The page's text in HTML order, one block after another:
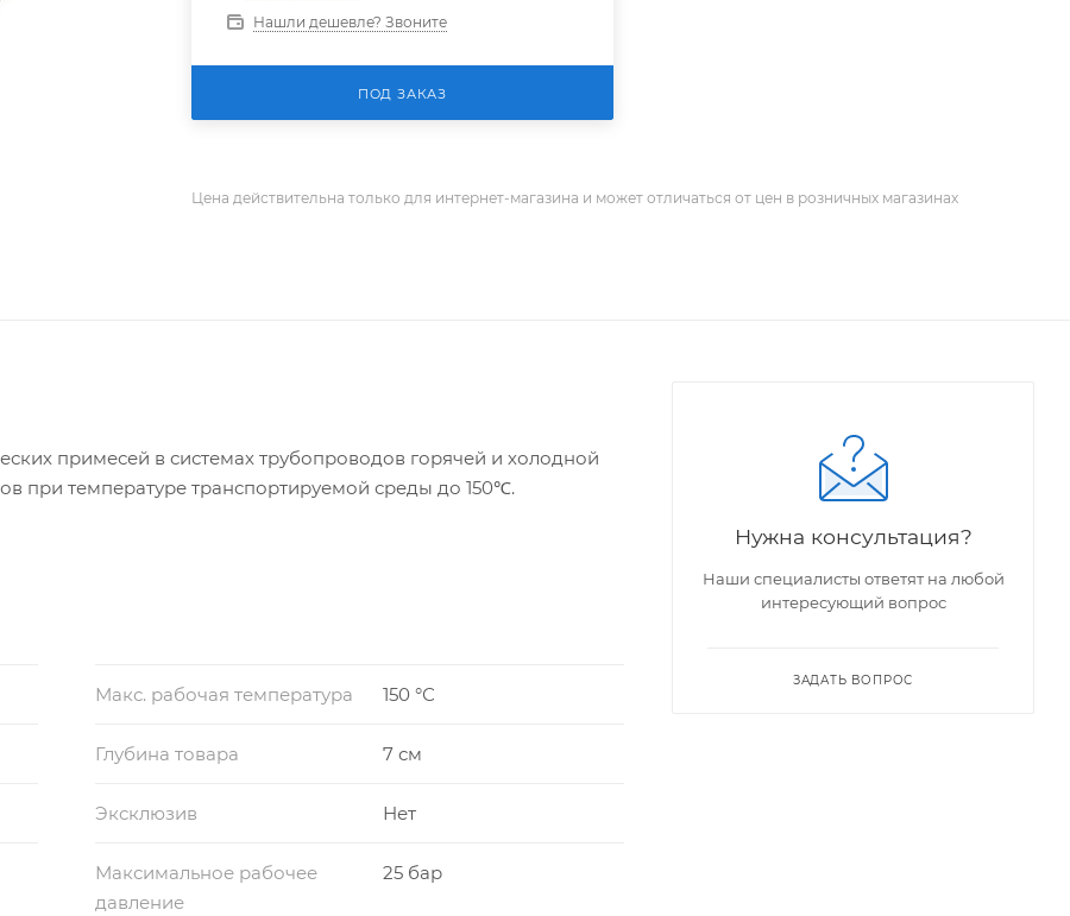
Нашли дешевле? Звоните
ПОД ЗАКАЗ
Цена действительна только для интернет-магазина и может отличаться от цен в розничных магазинах
примесей в системах трубопроводов горячей и холодной
при температуре транспортируемой среды до 150℃.
Макс. рабочая температура 150 °С
Глубина товара 7 см
Эксклюзив Нет
Максимальное рабочее
давление
25 бар
Нужна консультация?
Наши специалисты ответят на любой
интересующий вопрос
ЗАДАТЬ ВОПРОС